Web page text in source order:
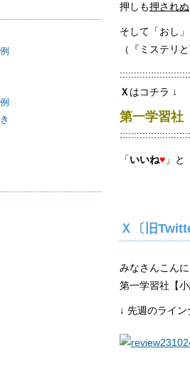
押しも押されぬ
そして「おし
（『ミステリ
Ｘ はコチラ ↓
第一学習社
「いいね♥ 」と
Ｘ〔旧
みなさんこんに
第一学習社【
↓ 先週のライ